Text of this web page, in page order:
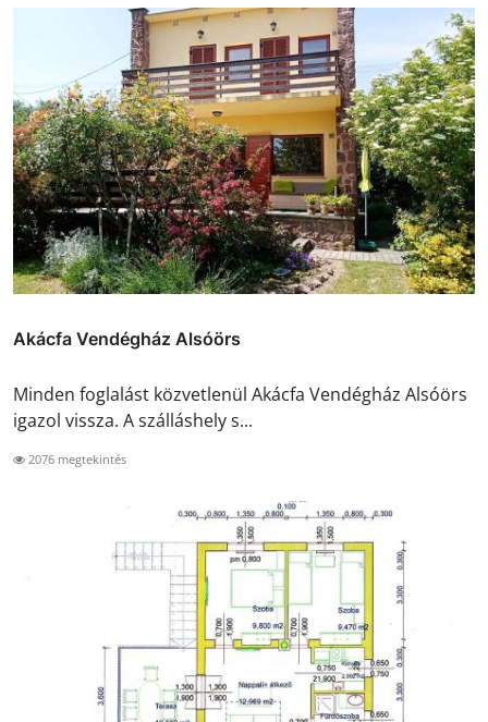
Akácfa Vendégház Alsóörs
Minden foglalást közvetlenül Akácfa Vendégház Alsóörs
igazol vissza. A szálláshely s...
2076 megtekintés